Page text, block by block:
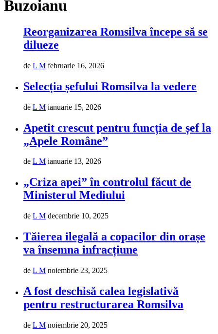
Buzoianu
Reorganizarea Romsilva începe să se
dilueze
de L M februarie 16, 2026
Selecția șefului Romsilva la vedere
de L M ianuarie 15, 2026
Apetit crescut pentru funcția de șef la
„Apele Române”
de L M ianuarie 13, 2026
„Criza apei” în controlul făcut de
Ministerul Mediului
de L M decembrie 10, 2025
Tăierea ilegală a copacilor din orașe
va însemna infracțiune
de L M noiembrie 23, 2025
A fost deschisă calea legislativă
pentru restructurarea Romsilva
de L M noiembrie 20, 2025